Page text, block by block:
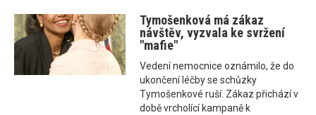
Tymošenková má zákaz
návštěv, vyzvala ke svržení
"mafie"
Vedení nemocnice oznámilo, že do
ukončení léčby se schůzky
Tymošenkové ruší. Zákaz přichází v
době vrcholící kampaně k